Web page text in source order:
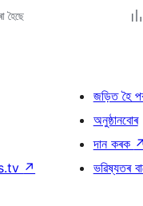
হৈছে
↗
জড়িত হৈ
অনুষ্ঠানবোৰ
দান কৰক ↗
ভৱিষ্যতৰ